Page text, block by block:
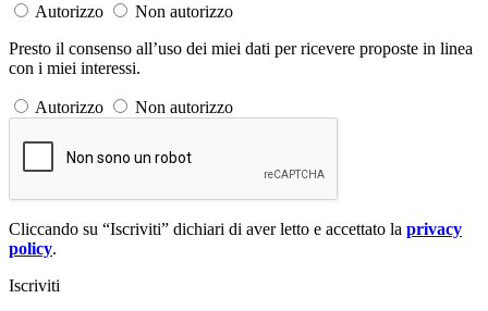
Autorizzo
Non autorizzo
Presto il consenso all’uso dei miei dati per ricevere proposte in linea
con i miei interessi.
Autorizzo Non autorizzo
Cliccando su “Iscriviti” dichiari di aver letto e accettato la privacy
policy.
Iscriviti